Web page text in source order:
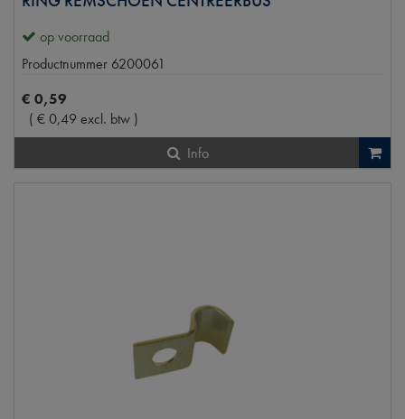
op voorraad
Productnummer 6200061
€ 0,59
( €0,49 excl. btw )
Info